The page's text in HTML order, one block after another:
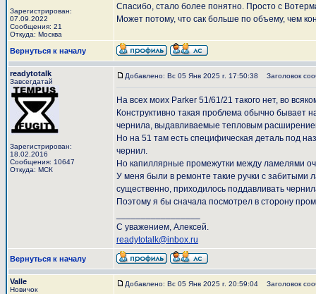
Зарегистрирован:
07.09.2022
Сообщения: 21
Откуда: Москва
Спасибо, стало более понятно. Просто с
Может потому, что сак больше по объему, чем
Вернуться к началу
readytotalk
Завсегдатай
Зарегистрирован:
18.02.2016
Сообщения: 10647
Откуда: МСК
Добавлено: Вс 05 Янв 2025 г. 17:50:38 Заголовок
На всех моих Parker 51/61/21 такого нет, во
Конструктивно такая проблема обычно бывает
чернила, выдавливаемые тепловым
Но на 51 там есть специфическая деталь под
чернил.
Но капиллярные промежутки между ламелями
У меня были в ремонте такие ручки с забитыми
существенно, приходилось поддавливать
Поэтому я бы сначала посмотрел в сторону
С уважением, Алексей.
readytotalk@inbox.ru
Вернуться к началу
Valle
Новичок
Добавлено: Вс 05 Янв 2025 г. 20:59:04 Заголовок